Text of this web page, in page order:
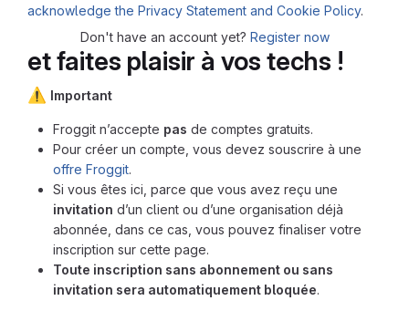
et faites plaisir à vos techs !
⚠️ Important
Froggit n’accepte pas de comptes gratuits.
Pour créer un compte, vous devez souscrire à une
offre Froggit.
Si vous êtes ici, parce que vous avez reçu une
invitation d’un client ou d’une organisation déjà
abonnée, dans ce cas, vous pouvez finaliser votre
inscription sur cette page.
Toute inscription sans abonnement ou sans
invitation sera automatiquement bloquée.
acknowledge the Privacy Statement and Cookie Policy.
Don't have an account yet? Register now